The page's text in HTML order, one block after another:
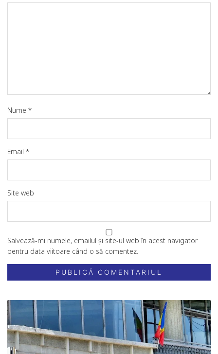
Nume *
Email *
Site web
Salvează-mi numele, emailul și site-ul web în acest navigator
pentru data viitoare când o să comentez.